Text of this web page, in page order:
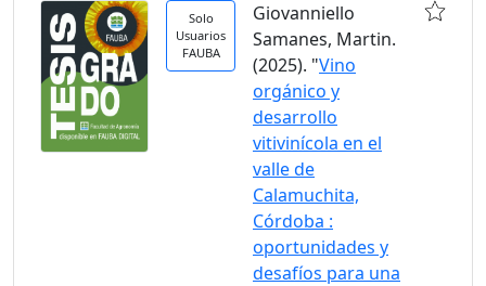
Solo
Usuarios
FAUBA
Giovanniello
Samanes, Martin.
(2025). "Vino
orgánico y
desarrollo
vitivinícola en el
valle de
Calamuchita,
Córdoba :
oportunidades y
desafíos para una